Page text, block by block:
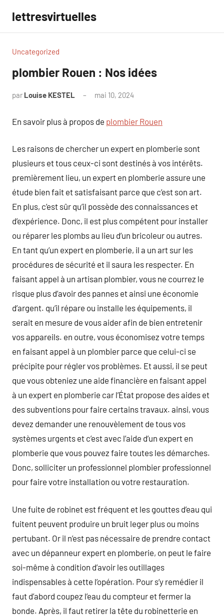
contenu
lettresvirtuelles
Uncategorized
plombier Rouen : Nos idées
par Louise KESTEL mai 10, 2024
En savoir plus à propos de plombier Rouen
Les raisons de chercher un expert en plomberie sont
plusieurs et tous ceux-ci sont destinés à vos intérêts.
premièrement lieu, un expert en plomberie assure une
étude bien fait et satisfaisant parce que c’est son art.
En plus, c’est sûr qu’il possède des connaissances et
d’expérience. Donc, il est plus compétent pour installer
ou réparer les plombs au lieu d’un bricoleur ou autres.
En tant qu’un expert en plomberie, il a un art sur les
procédures de sécurité et il saura les respecter. En
faisant appel à un artisan plombier, vous ne courrez le
risque plus d’avoir des pannes et ainsi une économie
d’argent. qu’il répare ou installe les équipements, il
serait en mesure de vous aider afin de bien entretenir
vos appareils. en outre, vous économisez votre temps
en faisant appel à un plombier parce que celui-ci se
précipite pour régler vos problèmes. Et aussi, il se peut
que vous obteniez une aide financière en faisant appel
à un expert en plomberie car l’État propose des aides et
des subventions pour faire certains travaux. ainsi, vous
devez demander une renouvèlement de tous vos
systèmes urgents et c’est avec l’aide d’un expert en
plomberie que vous pouvez faire toutes les démarches.
Donc, solliciter un professionnel plombier professionnel
pour faire votre installation ou votre restauration.
Une fuite de robinet est fréquent et les gouttes d’eau qui
fuitent peuvent produire un bruit leger plus ou moins
pertubant. Or il n’est pas nécessaire de prendre contact
avec un dépanneur expert en plomberie, on peut le faire
soi-même à condition d’avoir les outillages
indispensables à cette l’opération. Pour s’y remédier il
faut d’abord coupez l’eau du compteur et fermer la
bonde. Après, il faut retirer la tête du robinetterie en